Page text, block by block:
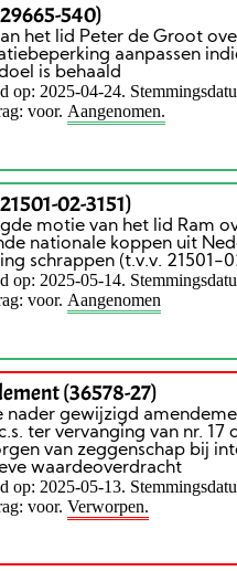
540)
het lid Peter de Groot
aanpassen
is behaald
op: 2025-04-24.
voor. Aangenomen.
02-3151)
motie van het lid Ram
nationale koppen uit
schrappen (t.v.v. 21501-
op: 2025-05-14.
voor. Aangenomen
(36578-27)
nader gewijzigd
c.s. ter vervanging van nr. 17
van zeggenschap bij
waardeoverdracht
op: 2025-05-13.
voor. Verworpen.